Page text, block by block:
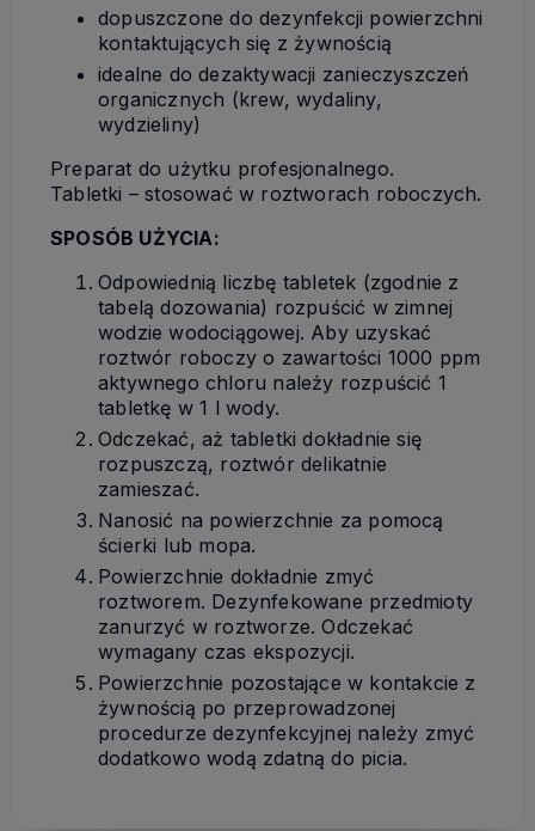
dopuszczone do dezynfekcji powierzchni
kontaktujących się z żywnością
idealne do dezaktywacji zanieczyszczeń
organicznych (krew, wydaliny,
wydzieliny)
Preparat do użytku profesjonalnego.
Tabletki – stosować w roztworach roboczych.
SPOSÓB UŻYCIA:
Odpowiednią liczbę tabletek (zgodnie z
tabelą dozowania) rozpuścić w zimnej
wodzie wodociągowej. Aby uzyskać
roztwór roboczy o zawartości 1000 ppm
aktywnego chloru należy rozpuścić 1
tabletkę w 1 l wody.
Odczekać, aż tabletki dokładnie się
rozpuszczą, roztwór delikatnie
zamieszać.
Nanosić na powierzchnie za pomocą
ścierki lub mopa.
Powierzchnie dokładnie zmyć
roztworem. Dezynfekowane przedmioty
zanurzyć w roztworze. Odczekać
wymagany czas ekspozycji.
Powierzchnie pozostające w kontakcie z
żywnością po przeprowadzonej
procedurze dezynfekcyjnej należy zmyć
dodatkowo wodą zdatną do picia.